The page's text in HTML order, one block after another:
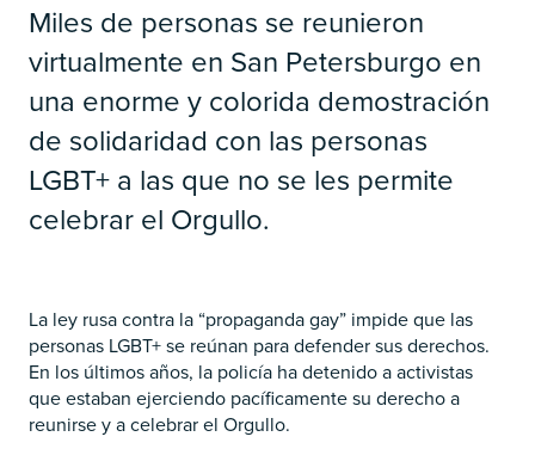
Miles de personas se reunieron
virtualmente en San Petersburgo en
una enorme y colorida demostración
de solidaridad con las personas
LGBT+ a las que no se les permite
celebrar el Orgullo.
La ley rusa contra la “propaganda gay” impide que las
personas LGBT+ se reúnan para defender sus derechos.
En los últimos años, la policía ha detenido a activistas
que estaban ejerciendo pacíficamente su derecho a
reunirse y a celebrar el Orgullo.